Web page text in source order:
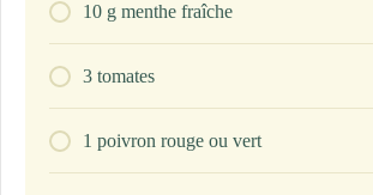
10 g menthe fraîche
3 tomates
1 poivron rouge ou vert